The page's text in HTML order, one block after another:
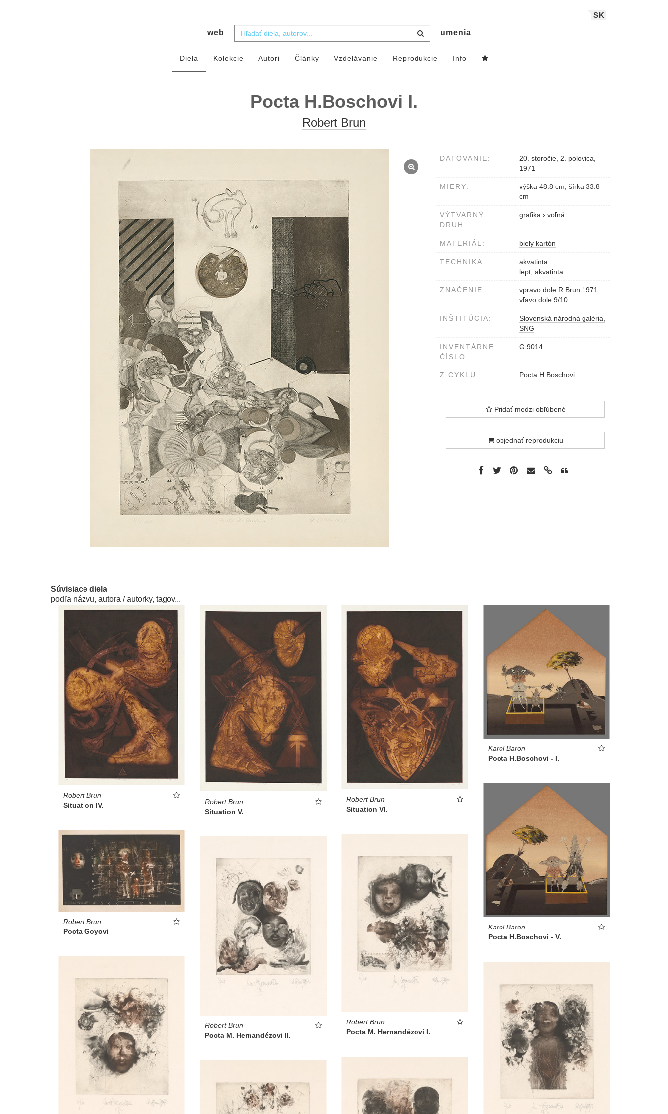
SK
web umenia
Diela Kolekcie Autori Články Vzdelávanie Reprodukcie Info
Pocta H.Boschovi I.
Robert Brun
DATOVANIE:
20. storočie, 2. polovica,
1971
MIERY:
výška 48.8 cm, šírka 33.8
cm
VÝTVARNÝ
DRUH:
grafika › voľná
MATERIÁL: biely kartón
TECHNIKA:
akvatinta
lept, akvatinta
ZNAČENIE:
vpravo dole R.Brun 1971
vľavo dole 9/10....
INŠTITÚCIA:
Slovenská národná galéria,
SNG
INVENTÁRNE
ČÍSLO:
G 9014
Z CYKLU: Pocta H.Boschovi
Pridať medzi obľúbené
objednať reprodukciu
Súvisiace diela
podľa názvu, autora / autorky, tagov...
Robert Brun
Situation IV.
Robert Brun
Situation V.
Robert Brun
Situation VI.
Karol Baron
Pocta H.Boschovi - I.
Karol Baron
Pocta H.Boschovi - V.
Robert Brun
Pocta Goyovi
Robert Brun
Pocta M. Hernandézovi I.
Robert Brun
Pocta M. Hernandézovi II.